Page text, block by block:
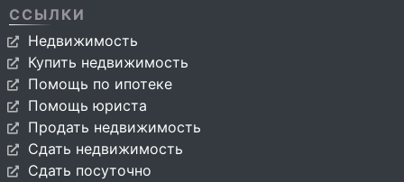
ССЫЛКИ
Недвижимость
Купить недвижимость
Помощь по ипотеке
Помощь юриста
Продать недвижимость
Сдать недвижимость
Сдать посуточно